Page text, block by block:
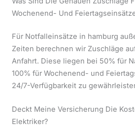
Wochenend- Und
Für Notfalleinsätze in hamburg
Zeiten berechnen wir Zuschläge
Anfahrt. Diese liegen bei 50% für
100% für Wochenend- und
24/7-Verfügbarkeit zu
Deckt Meine Versicherung Die
Elektriker?